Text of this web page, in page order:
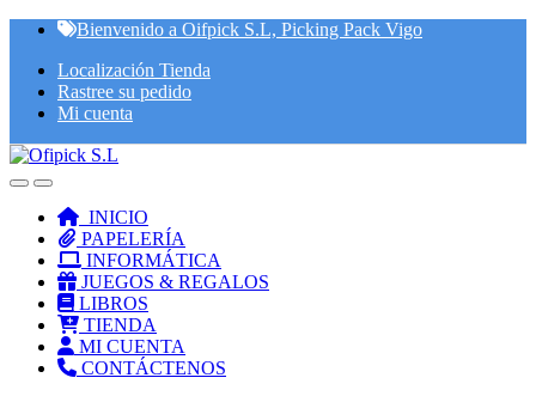
Skip
navigation
Skip
content
Bienvenido a Oifpick S.L, Picking Pack Vigo
Localización Tienda
Rastree su pedido
Mi cuenta
INICIO
PAPELERÍA
INFORMÁTICA
JUEGOS & REGALOS
LIBROS
TIENDA
MI CUENTA
CONTÁCTENOS